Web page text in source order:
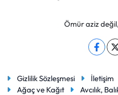
Ömür aziz
Gizlilik Sözleşmesi İletişim
Ağaç ve Kağıt
Avcılık,